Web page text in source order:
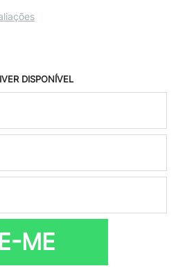
DISPONÍVEL
ME